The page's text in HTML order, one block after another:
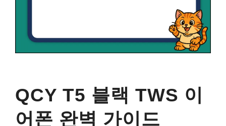
QCY T5 블랙 TWS 이
어폰 완벽 가이드